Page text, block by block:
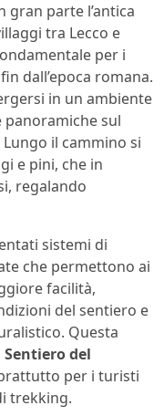
gran parte l’antica
tra Lecco e
per i
dall’epoca romana.
in un ambiente
panoramiche sul
il cammino si
e pini, che in
regalando
sistemi di
che permettono ai
facilità,
del sentiero e
Questa
Sentiero del
per i turisti
trekking.